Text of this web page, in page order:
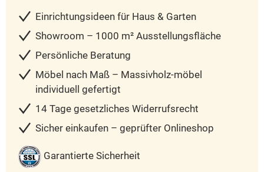
Einrichtungsideen für Haus & Garten
Showroom – 1000 m² Ausstellungsfläche
Persönliche Beratung
Möbel nach Maß – Massivholz-möbel
individuell gefertigt
14 Tage gesetzliches Widerrufsrecht
Sicher einkaufen – geprüfter Onlineshop
Garantierte Sicherheit